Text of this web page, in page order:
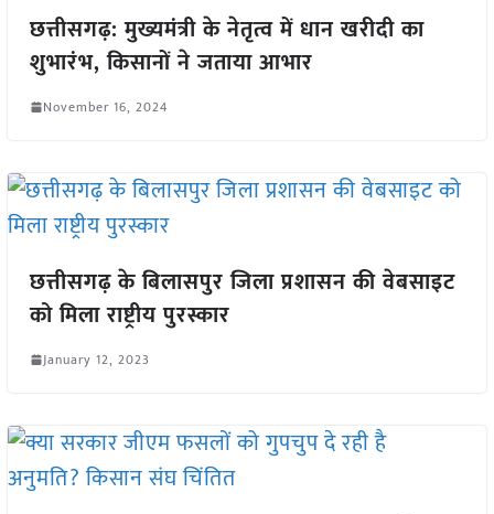
छत्तीसगढ़: मुख्यमंत्री के नेतृत्व में धान खरीदी का
शुभारंभ, किसानों ने जताया आभार
November 16, 2024
छत्तीसगढ़ के बिलासपुर जिला प्रशासन की वेबसाइट
को मिला राष्ट्रीय पुरस्कार
January 12, 2023